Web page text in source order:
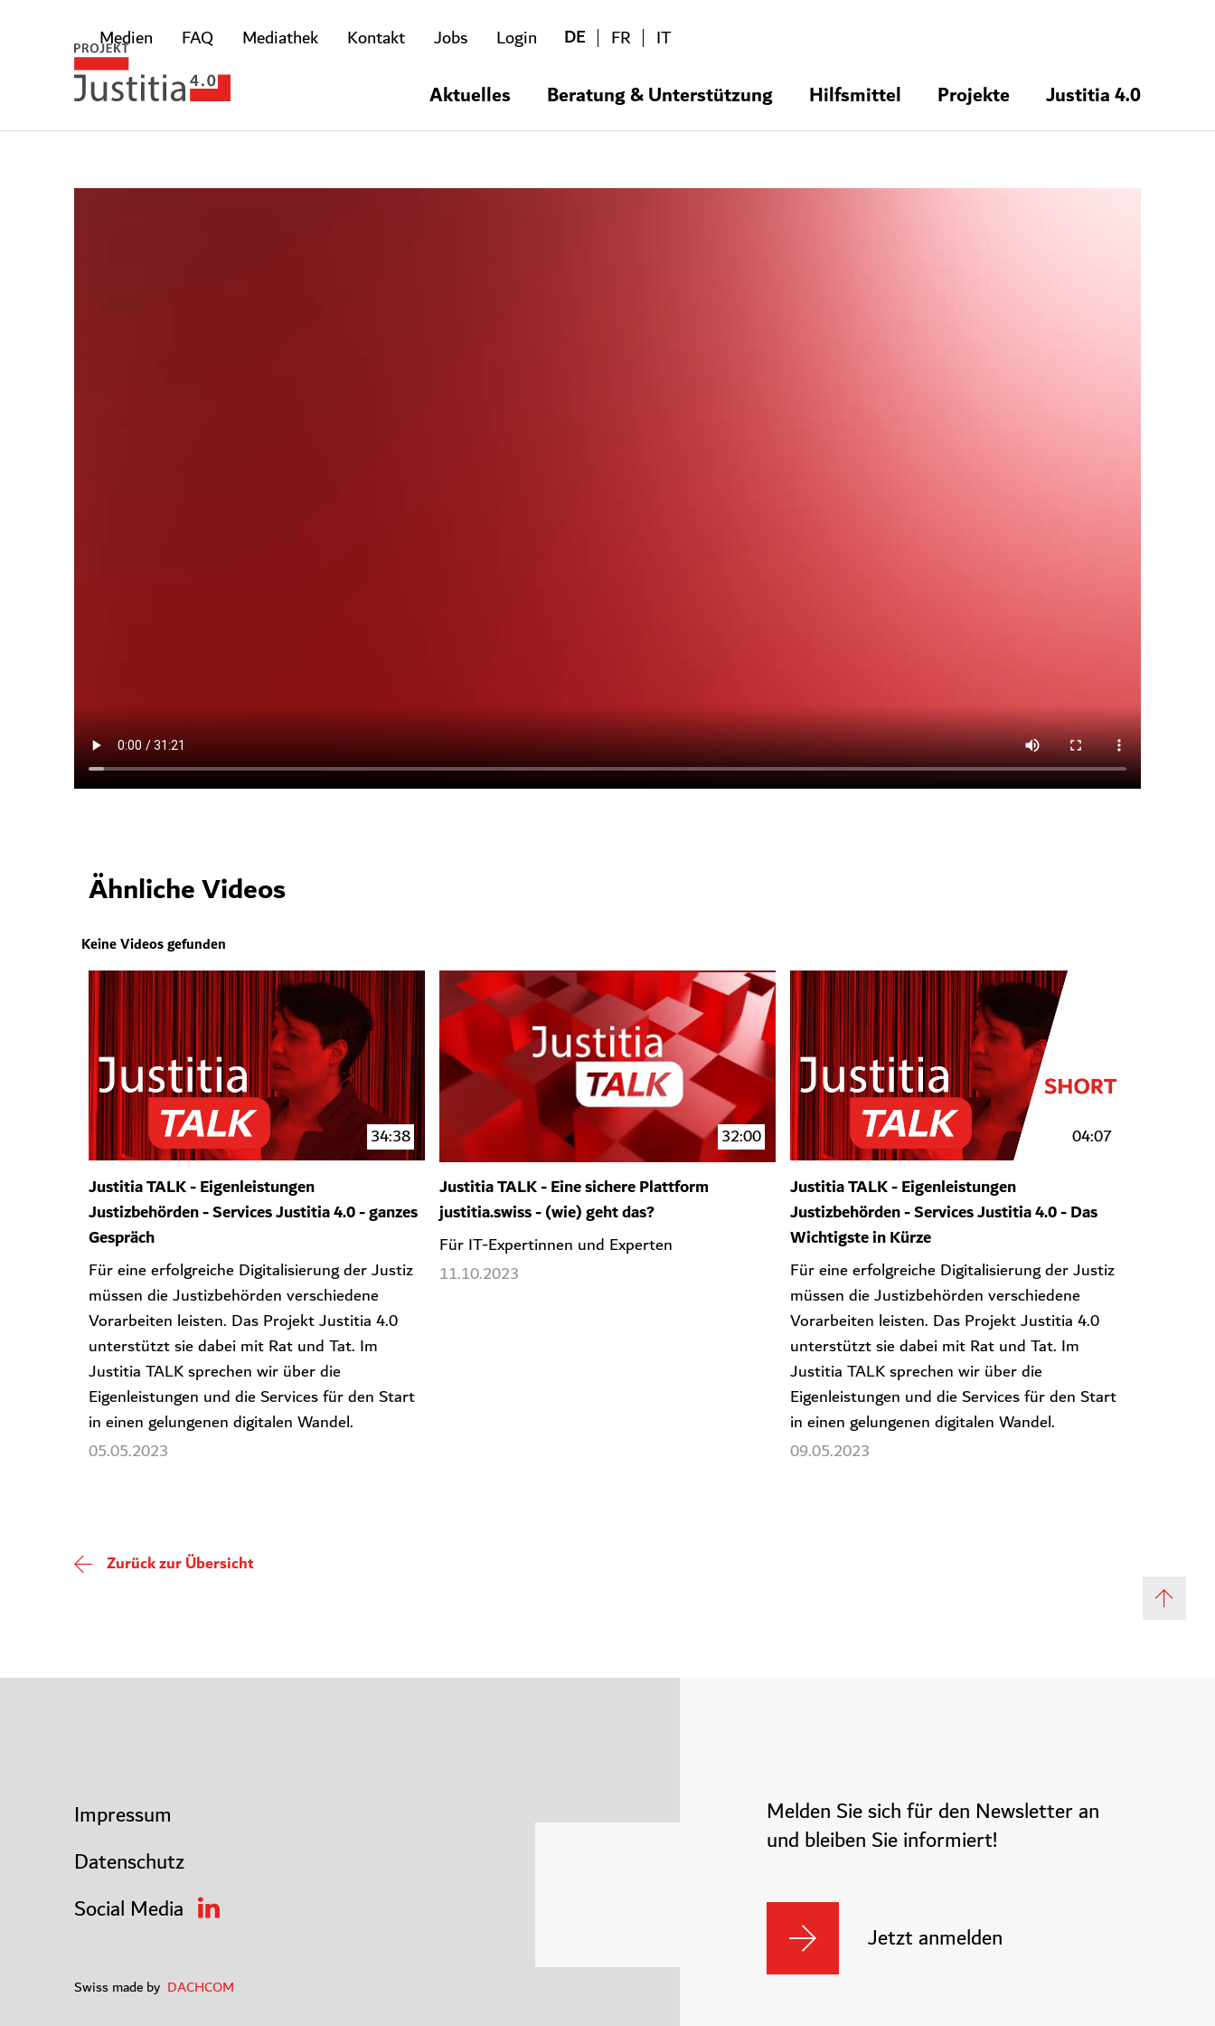
Medien FAQ Mediathek Kontakt Jobs Login DE FR IT
Aktuelles Beratung & Unterstützung Hilfsmittel Projekte Justitia 4.0
Ähnliche Videos
Keine Videos gefunden
34:38
Justitia TALK - Eigenleistungen
Justizbehörden - Services Justitia 4.0 - ganzes
Gespräch
Für eine erfolgreiche Digitalisierung der Justiz
müssen die Justizbehörden verschiedene
Vorarbeiten leisten. Das Projekt Justitia 4.0
unterstützt sie dabei mit Rat und Tat. Im
Justitia TALK sprechen wir über die
Eigenleistungen und die Services für den Start
in einen gelungenen digitalen Wandel.
05.05.2023
32:00
Justitia TALK - Eine sichere Plattform
justitia.swiss - (wie) geht das?
Für IT-Expertinnen und Experten
11.10.2023
04:07
Justitia TALK - Eigenleistungen
Justizbehörden - Services Justitia 4.0 - Das
Wichtigste in Kürze
Für eine erfolgreiche Digitalisierung der Justiz
müssen die Justizbehörden verschiedene
Vorarbeiten leisten. Das Projekt Justitia 4.0
unterstützt sie dabei mit Rat und Tat. Im
Justitia TALK sprechen wir über die
Eigenleistungen und die Services für den Start
in einen gelungenen digitalen Wandel.
09.05.2023
Zurück zur Übersicht
Impressum
Datenschutz
Social Media
Swiss made by DACHCOM
Melden Sie sich für den Newsletter an
und bleiben Sie informiert!
Jetzt anmelden